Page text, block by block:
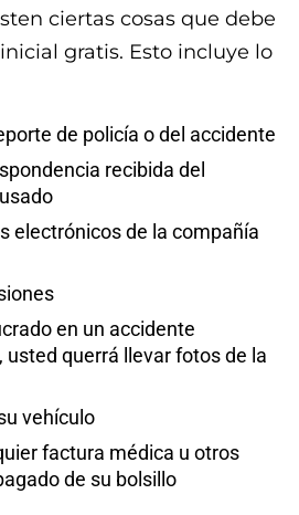
ciertas cosas que debe
gratis. Esto incluye lo
de policía o del accidente
recibida del
electrónicos de la compañía
en un accidente
querrá llevar fotos de la
vehículo
factura médica u otros
de su bolsillo